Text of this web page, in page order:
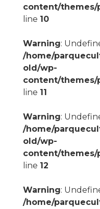
content/themes/
line 10
Warning:
/home/
old/wp-
content/themes/
line 11
Warning:
/home/
old/wp-
content/themes/
line 12
Warning:
/home/